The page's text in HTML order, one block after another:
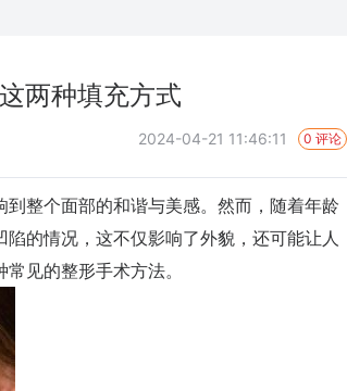
两种填充方式
2024-04-21 11:46:11 0 评论
整个面部的和谐与美感。然而，随着年龄
的情况，这不仅影响了外貌，还可能让人
见的整形手术方法。